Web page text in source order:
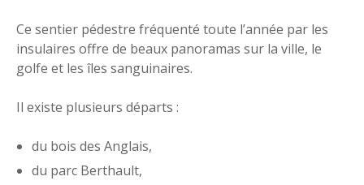
Ce sentier pédestre fréquenté toute l’année par les
insulaires offre de beaux panoramas sur la ville, le
golfe et les îles sanguinaires.
Il existe plusieurs départs :
du bois des Anglais,
du parc Berthault,